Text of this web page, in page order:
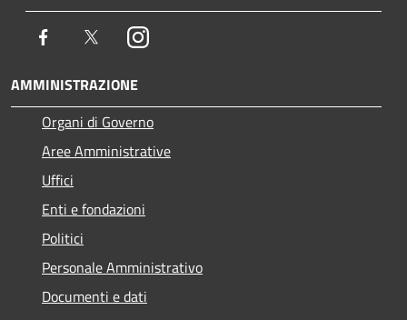
Facebook TwitterInstagram
AMMINISTRAZIONE
Organi di Governo
Aree Amministrative
Uffici
Enti e fondazioni
Politici
Personale Amministrativo
Documenti e dati